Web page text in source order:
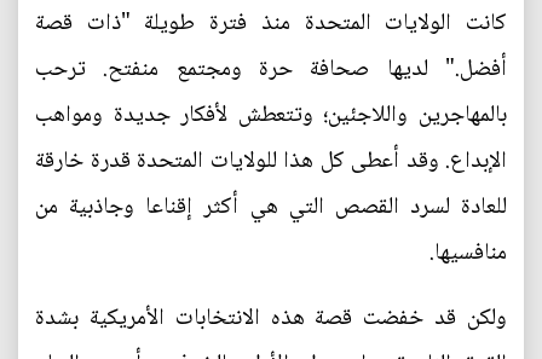
كانت الولايات المتحدة منذ فترة طويلة "ذات قصة
أفضل." لديها صحافة حرة ومجتمع منفتح. ترحب
بالمهاجرين واللاجئين؛ وتتعطش لأفكار جديدة ومواهب
الإبداع. وقد أعطى كل هذا للولايات المتحدة قدرة خارقة
للعادة لسرد القصص التي هي أكثر إقناعا وجاذبية من
منافسيها.
ولكن قد خفضت قصة هذه الانتخابات الأمريكية بشدة